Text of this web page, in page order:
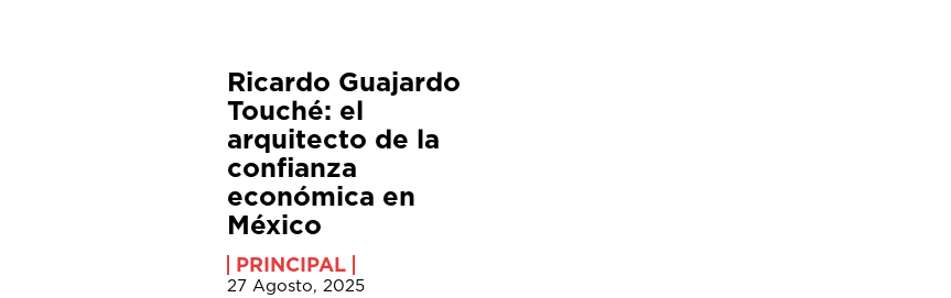
Ricardo Guajardo
Touché: el
arquitecto de la
confianza
económica en
México
PRINCIPAL
27 Agosto, 2025